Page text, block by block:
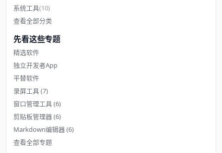
系统工具(10)
查看全部分类
先看这些专题
精选软件
独立开发者App
平替软件
录屏工具(7)
窗口管理工具(6)
剪贴板管理器(6)
Markdown编辑器(6)
查看全部专题